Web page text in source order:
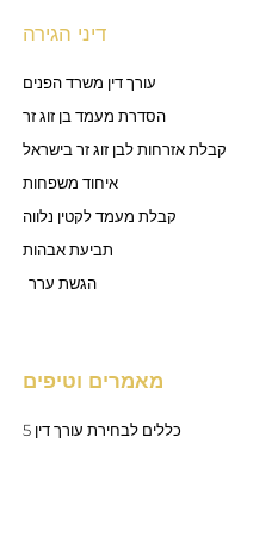
דיני הגירה
עורך דין משרד הפנים
הסדרת מעמד בן זוג זר
קבלת אזרחות לבן זוג זר בישראל
איחוד משפחות
קבלת מעמד לקטין נלווה
תביעת אבהות
הגשת ערר
מאמרים וטיפים
5 כללים לבחירת עורך דין